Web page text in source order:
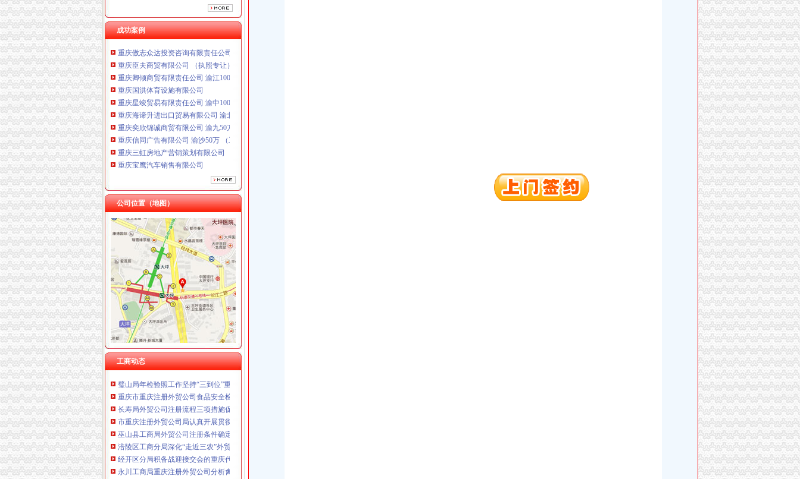
成功案例
重庆鸽牌电线电缆有限公司 渝北10010万 (进出口权)
重庆傲志众达投资咨询有限责任公司 渝九1000万 （增资）
重庆臣夫商贸有限公司 （执照专让）
重庆卿倾商贸有限责任公司 渝江100万 （工商注册）
重庆国洪体育设施有限公司
重庆星竣贸易有限责任公司 渝中100万 （进出口权）
重庆海谛升进出口贸易有限公司 渝北100万 （进出口权）
重庆奕欣锦诚商贸有限公司 渝九50万 （工商注册）
重庆信同广告有限公司 渝沙50万 （工商注册）
重庆三虹房地产营销策划有限公司
重庆宝鹰汽车销售有限公司
重庆鸽牌电线电缆有限公司 渝北10010万 (进出口权)
重庆傲志众达投资咨询有限责任公司 渝九1000万 （增资）
重庆臣夫商贸有限公司 （执照专让）
重庆卿倾商贸有限责任公司 渝江100万 （工商注册）
重庆星竣贸易有限责任公司 渝中100万 （进出口权）
重庆海谛升进出口贸易有限公司 渝北100万 （进出口权）
重庆奕欣锦诚商贸有限公司 渝九50万 （工商注册）
重庆信同广告有限公司 渝沙50万 （工商注册）
重庆三虹房地产营销策划有限公司
重庆宝鹰汽车销售有限公司
公司位置（地图）
工商动态
工商动态
梁平局重庆注册进出口公司采取五项措施化再就业工作
市外贸公司注册局召开全系统风廉政建设暨纪检监察工作会议
沙坪坝局狠抓“四个环节”外贸公司注册着力推进法制建设
奉节县工商局外贸公司注册流程加作风建设构建和谐机关
垫江局外贸公司注册四项措施加风廉政建设
国家工商总局外贸公司注册要求公布2005年消费者申诉十大热点
梁平局福禄所“四点学习法”外贸公司注册流程全面提升学习热
北碚区工商分局召开农资市外贸公司注册要求场监管工作会议
潼南县工商局开展市外贸公司注册资金场紧急状态处置演习
九龙坡分局重庆注册外贸公司签定2006年度食品安全监管责任书
我市外贸公司注册资金区县企业信用团体2005年度目标考核工作结束
璧山局年检验照工作坚持“三到位”重庆注册外贸公司、“三公开”
重庆市重庆注册外贸公司食品安全检查领导小组到璧山县检查指导工作
长寿局外贸公司注册流程三项措施促进环境保护工作
市重庆注册外贸公司局认真开展贯彻实施《重庆市合同格式条款监督条例》前期准备工作
巫山县工商局外贸公司注册条件确定2006年煤矿监管七项措施
涪陵区工商分局深化“走近三农”外贸公司注册流程活动
经开区分局积备战迎接交会的重庆代办外贸公司召开
永川工商局重庆注册外贸公司分析禽流感对地方经济生活影响
市外贸公司注册流程局开展《重庆市合同格式条款监督条例》培训